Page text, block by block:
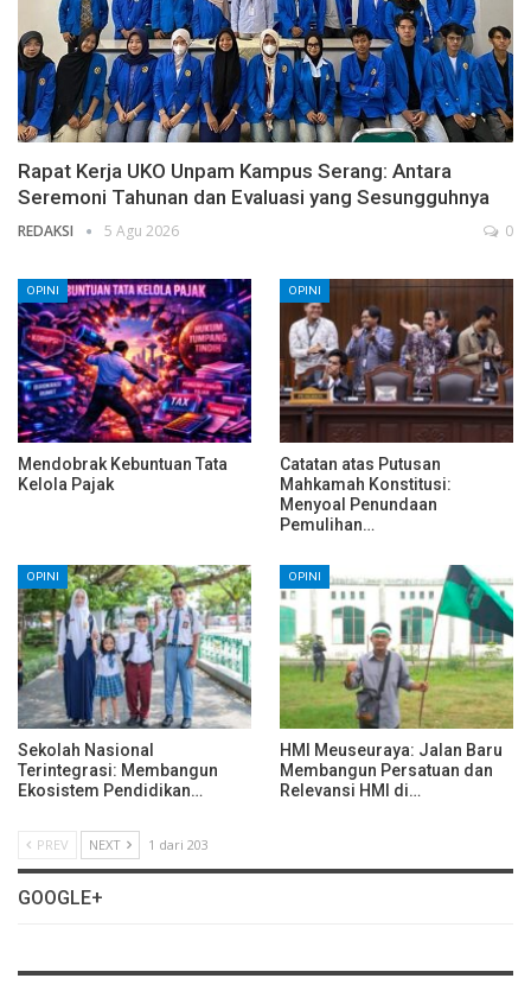
Rapat Kerja UKO Unpam Kampus Serang: Antara
Seremoni Tahunan dan Evaluasi yang Sesungguhnya
REDAKSI 5 Agu 2026 0
OPINI
Mendobrak Kebuntuan Tata
Kelola Pajak
OPINI
Catatan atas Putusan
Mahkamah Konstitusi:
Menyoal Penundaan
Pemulihan…
OPINI
Sekolah Nasional
Terintegrasi: Membangun
Ekosistem Pendidikan…
OPINI
HMI Meuseuraya: Jalan Baru
Membangun Persatuan dan
Relevansi HMI di…
PREV NEXT 1 dari 203
GOOGLE+